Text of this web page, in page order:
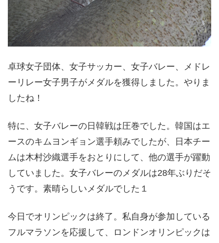
卓球女子団体、女子サッカー、女子バレー、メドレ
ーリレー女子男子がメダルを獲得しました。やりま
したね！
特に、女子バレーの日韓戦は圧巻でした。韓国はエ
ースのキムヨンギョン選手頼みでしたが、日本チー
ムは木村沙織選手をおとりにして、他の選手が躍動
していました。女子バレーのメダルは28年ぶりだそ
うです。素晴らしいメダルでした１
今日でオリンピックは終了。私自身が参加している
フルマラソンを応援して、ロンドンオリンピックは